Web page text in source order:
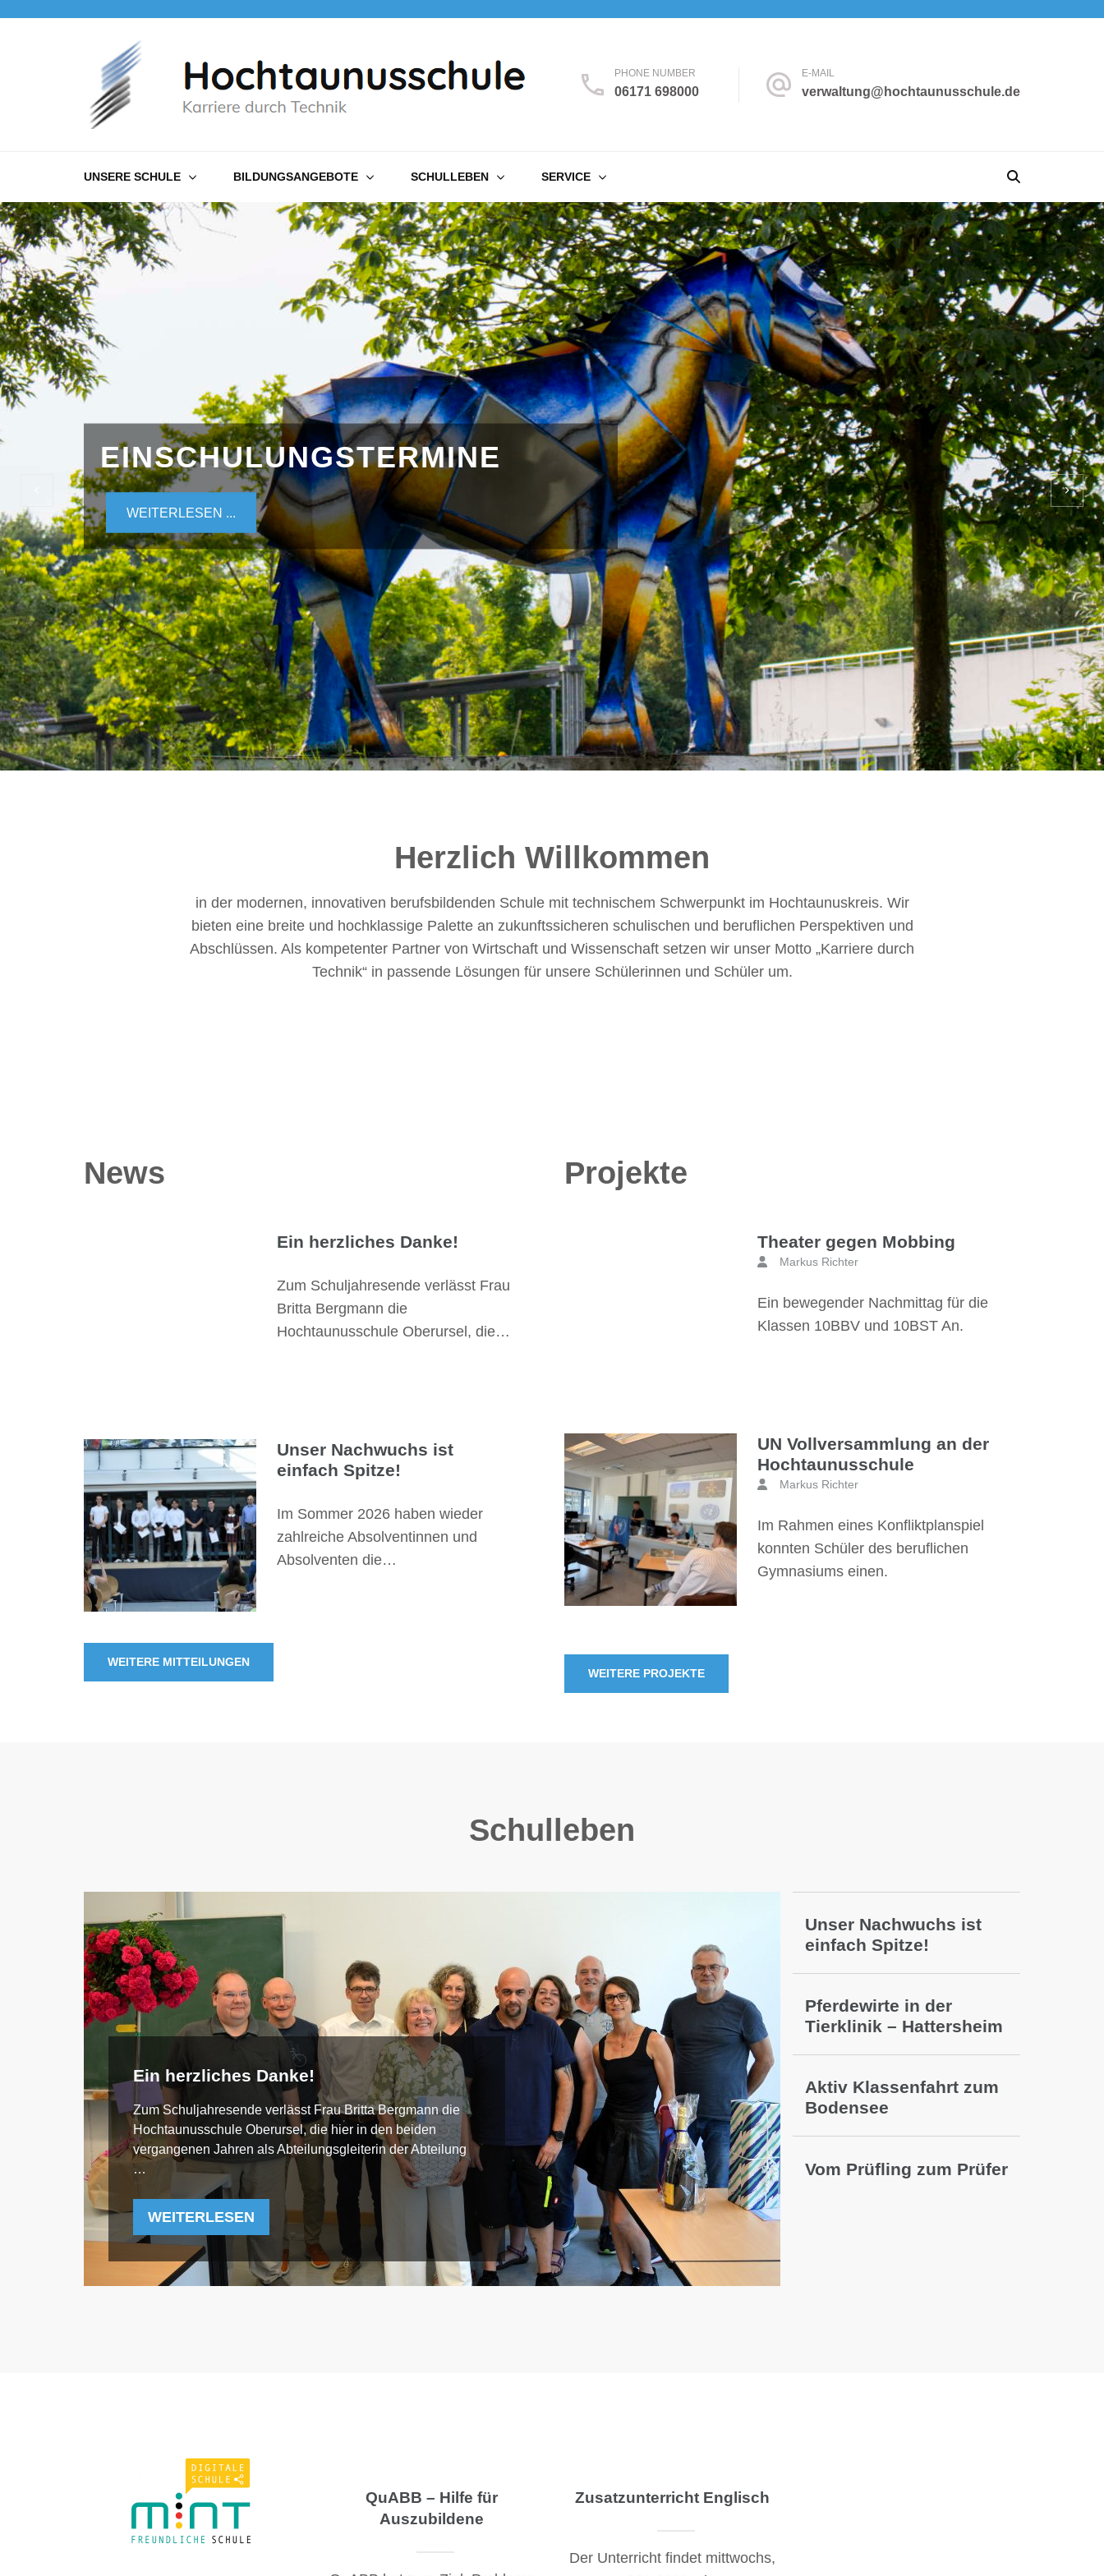
PHONE NUMBER
06171 698000
E-MAIL
verwaltung@hochtaunusschule.de
UNSERE SCHULE BILDUNGSANGEBOTE SCHULLEBEN SERVICE
EINSCHULUNGSTERMINE
WEITERLESEN ...
Herzlich Willkommen
in der modernen, innovativen berufsbildenden Schule mit technischem Schwerpunkt im Hochtaunuskreis. Wir
bieten eine breite und hochklassige Palette an zukunftssicheren schulischen und beruflichen Perspektiven und
Abschlüssen. Als kompetenter Partner von Wirtschaft und Wissenschaft setzen wir unser Motto „Karriere durch
Technik“ in passende Lösungen für unsere Schülerinnen und Schüler um.
News
Ein herzliches Danke!
Zum Schuljahresende verlässt Frau
Britta Bergmann die
Hochtaunusschule Oberursel, die…
Unser Nachwuchs ist
einfach Spitze!
Im Sommer 2026 haben wieder
zahlreiche Absolventinnen und
Absolventen die…
WEITERE MITTEILUNGEN
Projekte
Theater gegen Mobbing
Markus Richter
Ein bewegender Nachmittag für die
Klassen 10BBV und 10BST An.
UN Vollversammlung an der
Hochtaunusschule
Markus Richter
Im Rahmen eines Konfliktplanspiel
konnten Schüler des beruflichen
Gymnasiums einen.
WEITERE PROJEKTE
Schulleben
Ein herzliches Danke!
Zum Schuljahresende verlässt Frau Britta Bergmann die
Hochtaunusschule Oberursel, die hier in den beiden
vergangenen Jahren als Abteilungsgleiterin der Abteilung
…
WEITERLESEN
Unser Nachwuchs ist
einfach Spitze!
Pferdewirte in der
Tierklinik – Hattersheim
Aktiv Klassenfahrt zum
Bodensee
Vom Prüfling zum Prüfer
QuABB – Hilfe für
Auszubildene
Zusatzunterricht Englisch
Der Unterricht findet mittwochs,